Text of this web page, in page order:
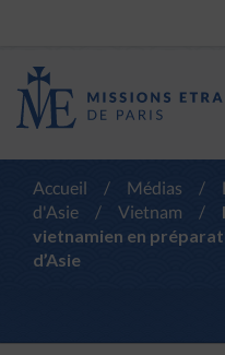
Accueil / Médias /
d'Asie
/ Vietnam /
vietnamien en
d’Asie